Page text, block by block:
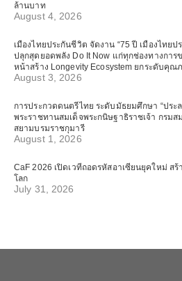
ล้านบาท
August 4, 2026
เมืองไทยประกันชีวิต จัดงาน “75 ปี เมืองไทย
ปลุกสุดยอดพลัง Do It Now แก่ทุกช่องทางการ
หน้าสร้าง Longevity Ecosystem ยกระดับคุ
August 3, 2026
การประกวดดนตรีไทย ระดับมัธยมศึกษา “ประล
พระราชทานสมเด็จพระกนิษฐาธิราชเจ้า กรมส
สยามบรมราชกุมารี
August 1, 2026
CaF 2026 เปิดเวทีถอดรหัสอาเซียนยุคใหม่ ส
โลก
July 31, 2026